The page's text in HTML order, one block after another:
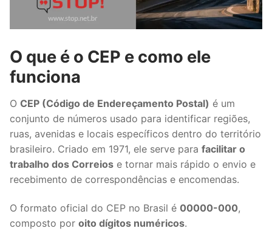
O que é o CEP e como ele
funciona
O CEP (Código de Endereçamento Postal) é um
conjunto de números usado para identificar regiões,
ruas, avenidas e locais específicos dentro do território
brasileiro. Criado em 1971, ele serve para facilitar o
trabalho dos Correios e tornar mais rápido o envio e
recebimento de correspondências e encomendas.
O formato oficial do CEP no Brasil é 00000-000,
composto por oito dígitos numéricos.